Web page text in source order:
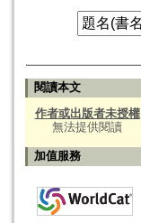
閱讀本文
作者或出版者未授權
無法提供閱讀
加值服務